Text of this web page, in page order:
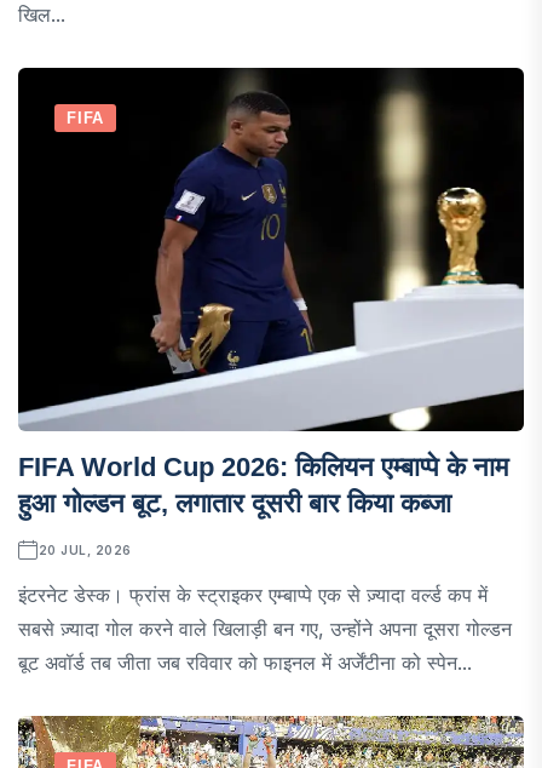
खिल...
FIFA
FIFA World Cup 2026: किलियन एम्बाप्पे के नाम
हुआ गोल्डन बूट, लगातार दूसरी बार किया कब्जा
20 JUL, 2026
इंटरनेट डेस्क। फ्रांस के स्ट्राइकर एम्बाप्पे एक से ज़्यादा वर्ल्ड कप में
सबसे ज़्यादा गोल करने वाले खिलाड़ी बन गए, उन्होंने अपना दूसरा गोल्डन
बूट अवॉर्ड तब जीता जब रविवार को फाइनल में अर्जेंटीना को स्पेन...